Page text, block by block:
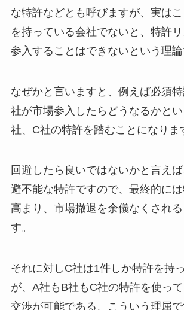
な特許などとも呼びますが、実は
を持っている会社でないと、特許
参入することはできないという理論
なぜかと言いますと、例えば必須
社が市場参入したらどうなるかと
社、C社の特許を踏むことになりま
回避したら良いではないかと言え
避不能な特許ですので、最終的に
高まり、市場撤退を余儀なくされ
す。
それに対しC社は1件しか特許を持
が、A社もB社もC社の特許を使っ
交渉が可能である、こういう理屈で